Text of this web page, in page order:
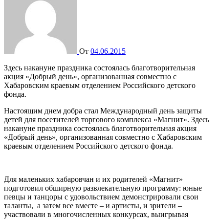
От 04.06.2015
Здесь накануне праздника состоялась благотворительная
акция «Добрый день», организованная совместно с
Хабаровским краевым отделением Российского детского
фонда.
Настоящим днем добра стал Международный день защиты
детей для посетителей торгового комплекса «Магнит». Здесь
накануне праздника состоялась благотворительная акция
«Добрый день», организованная совместно с Хабаровским
краевым отделением Российского детского фонда.
Для маленьких хабаровчан и их родителей «Магнит»
подготовил обширную развлекательную программу: юные
певцы и танцоры с удовольствием демонстрировали свои
таланты, а затем все вместе – и артисты, и зрители –
участвовали в многочисленных конкурсах, выигрывая